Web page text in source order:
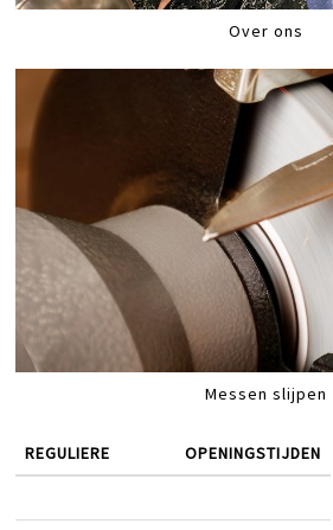
Over ons
Messen slijpen
REGULIERE OPENINGSTIJDEN